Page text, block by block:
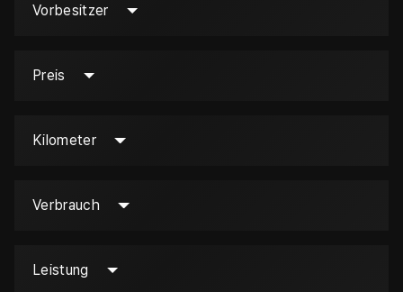
Vorbesitzer
Preis
Kilometer
Verbrauch
Leistung